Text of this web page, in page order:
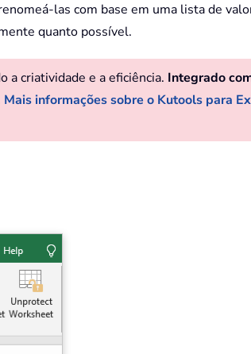
las com base em uma lista de
quanto possível.
a criatividade e a eficiência. Integrado
Mais informações sobre o Kutools para